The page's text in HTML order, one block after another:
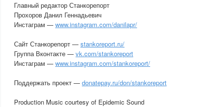
Главный редактор Станкорепорт
Прохоров Данил Геннадьевич
Инстаграм — www.instagram.com/danilapr/
Сайт Станкорепорт — stankoreport.ru/
Группа Вконтакте — vk.com/stankoreport
Инстаграм — www.instagram.com/stankoreport/
Поддержать проект — donatepay.ru/don/stankoreport
Production Music courtesy of Epidemic Sound